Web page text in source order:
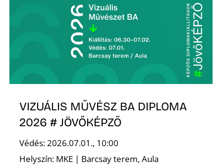
VIZUÁLIS MŰVÉSZ BA DIPLOMA
2026 # JÖVŐKÉPZŐ
Védés: 2026.07.01., 10:00
Helyszín: MKE | Barcsay terem, Aula